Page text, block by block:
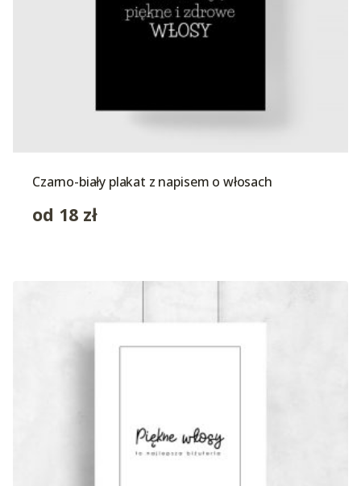
Czarno-biały plakat z napisem o włosach
od 18 zł